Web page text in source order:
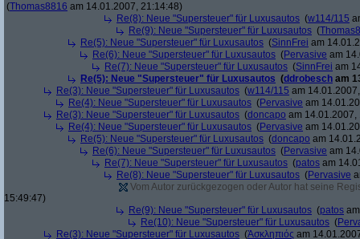
(Thomas8816 am 14.01.2007, 21:14:48)
Re(8): Neue "Supersteuer" für Luxusautos (w114/115
Re(9): Neue "Supersteuer" für Luxusautos (
Re(5): Neue "Supersteuer" für Luxusautos (SinnFrei am
Re(6): Neue "Supersteuer" für Luxusautos (Pervasive am
Re(7): Neue "Supersteuer" für Luxusautos (SinnFrei am
Re(5): Neue "Supersteuer" für Luxusautos (ddrobesch am
Re(3): Neue "Supersteuer" für Luxusautos (w114/115 am
Re(4): Neue "Supersteuer" für Luxusautos (Pervasive am
Re(3): Neue "Supersteuer" für Luxusautos (doncapo am 14.01.2007,
Re(4): Neue "Supersteuer" für Luxusautos (Pervasive am
Re(5): Neue "Supersteuer" für Luxusautos (doncapo am
Re(6): Neue "Supersteuer" für Luxusautos (Pervasive am
Re(7): Neue "Supersteuer" für Luxusautos (patos am
Re(8): Neue "Supersteuer" für Luxusautos (Pervasive
Vom Autor zurückgezogen oder Autor hat seine
15:49:47)
Re(9): Neue "Supersteuer" für Luxusautos (patos
Re(10): Neue "Supersteuer" für Luxusautos (
Re(3): Neue "Supersteuer" für Luxusautos (Ἀσκληπιός am